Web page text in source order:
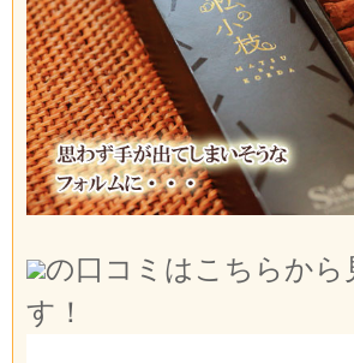
の口コミはこちらから
す！